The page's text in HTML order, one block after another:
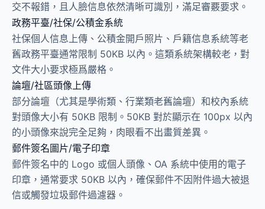
交不報錯，且人臉信息依然清晰可識別，滿足審覈要求。
政務平臺/社保/公積金系統
社保個人信息上傳、公積金開戶照片、戶籍信息系統等老
舊政務平臺通常限制 50KB 以內。這類系統架構較老，對
文件大小要求極爲嚴格。
論壇/社區頭像上傳
部分論壇（尤其是學術類、行業類老舊論壇）和校內系統
對頭像大小有 50KB 限制。50KB 對於顯示在 100px 以內
的小頭像來說完全足夠，肉眼看不出畫質差異。
郵件簽名圖片/電子印章
郵件簽名中的 Logo 或個人頭像、OA 系統中使用的電子
印章，通常要求 50KB 以內，確保郵件不因附件過大被退
信或觸發垃圾郵件過濾器。